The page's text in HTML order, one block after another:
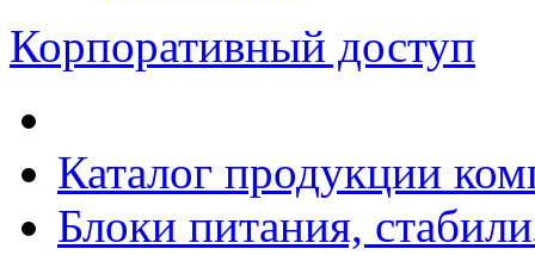
Корпоративный доступ
Каталог продукции
Блоки питания,